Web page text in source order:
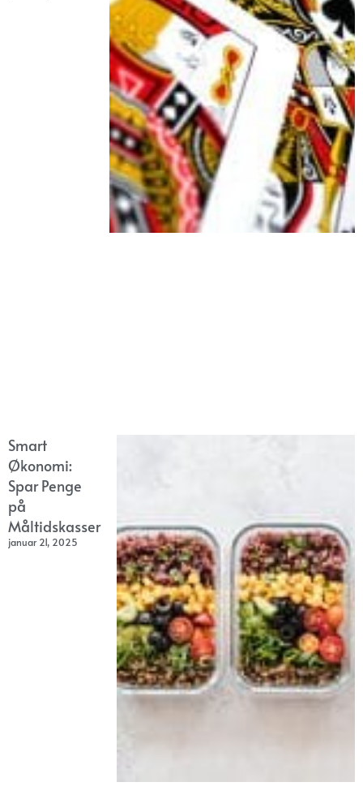
Smart
Økonomi:
Spar Penge
på
Måltidskasser
januar 21, 2025